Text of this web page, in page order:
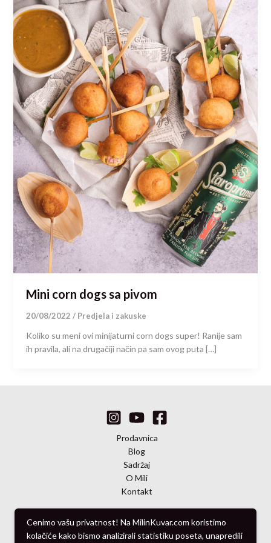
Cenimo vašu privatnost! Na MilinKuvar.com koristimo
kolačiće kako bismo analizirali statistiku poseta, unapredili
Mini corn dogs sa pivom
20/08/2022 / Predjela i zakuske
Koliko su meni ovi minijaturni corn dogs super! Ranije sam
ih pravila, ali na drugačiji način pa sam ovog puta […]
Prodavnica
Blog
Sadržaj
O Mili
Kontakt